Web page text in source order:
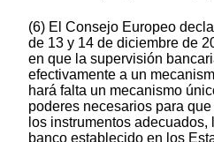
(6) El Consejo Europeo
de 13 y 14 de diciembre de
en que la supervisión
efectivamente a un
hará falta un mecanismo
poderes necesarios para
los instrumentos
banco establecido en los